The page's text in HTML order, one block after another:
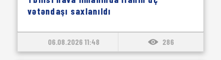
vətəndaşı saxlanıldı
06.08.2026 11:48 286